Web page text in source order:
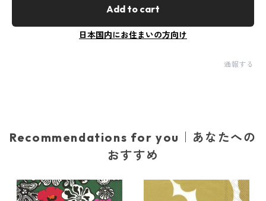
Add to cart
日本国内にお住まいの方向け
通報する
Recommendations for you｜あなたへの
おすすめ